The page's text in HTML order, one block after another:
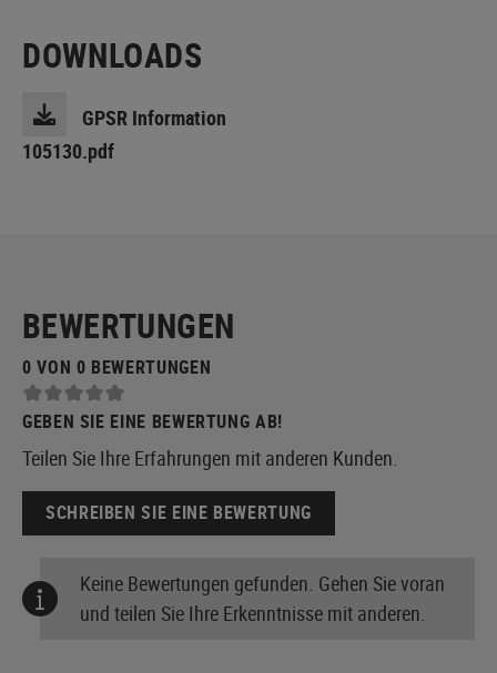
DOWNLOADS
GPSR Information
105130.pdf
BEWERTUNGEN
0 VON 0 BEWERTUNGEN
GEBEN SIE EINE BEWERTUNG AB!
Teilen Sie Ihre Erfahrungen mit anderen Kunden.
SCHREIBEN SIE EINE BEWERTUNG
Keine Bewertungen gefunden. Gehen Sie voran
und teilen Sie Ihre Erkenntnisse mit anderen.